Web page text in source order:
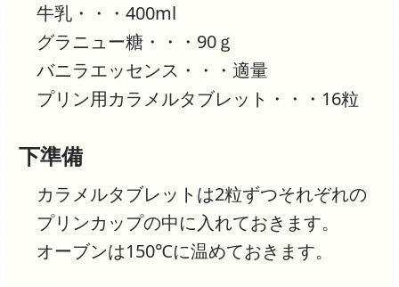
牛乳・・・400ml
グラニュー糖・・・90ｇ
バニラエッセンス・・・適量
プリン用カラメルタブレット・・・16粒
下準備
カラメルタブレットは2粒ずつそれぞれの
プリンカップの中に入れておきます。
オーブンは150℃に温めておきます。